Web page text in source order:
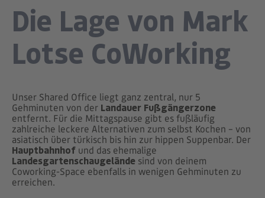
Die Lage von Mark
Lotse CoWorking
Unser Shared Office liegt ganz zentral, nur 5
Gehminuten von der Landauer Fußgängerzone
entfernt. Für die Mittagspause gibt es fußläufig
zahlreiche leckere Alternativen zum selbst Kochen – von
asiatisch über türkisch bis hin zur hippen Suppenbar. Der
Hauptbahnhof und das ehemalige
Landesgartenschaugelände sind von deinem
Coworking-Space ebenfalls in wenigen Gehminuten zu
erreichen.